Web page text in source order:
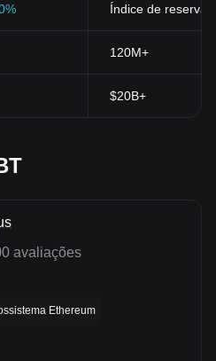
Índice de
120M+
$20B+
avaliações
Ethereum